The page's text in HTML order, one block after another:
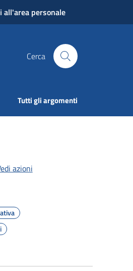
all'area personale
Cerca
Tutti gli argomenti
azioni